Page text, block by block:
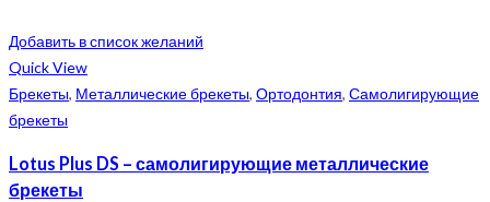
Добавить в список желаний
Quick View
Брекеты, Металлические брекеты, Ортодонтия, Самолигирующие
брекеты
Lotus Plus DS – самолигирующие металлические
брекеты